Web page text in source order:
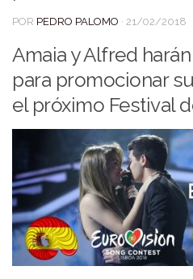
POR PEDRO PALOMO · 21/02/2018
Amaia y Alfred
para promocionar
el próximo Festival